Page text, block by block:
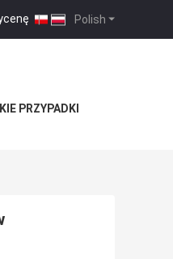
Polish
|
PRZYPADKI